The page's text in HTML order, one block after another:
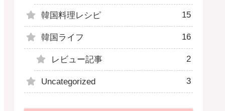
韓国料理レシピ 15
韓国ライフ 16
レビュー記事 2
Uncategorized 3